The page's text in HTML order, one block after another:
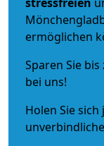
ermöglichen
Sparen Sie
bei uns!
Holen Sie